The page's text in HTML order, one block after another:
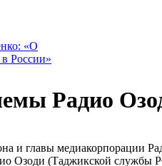
«О
России»
Радио
и главы медиакорпорации
Озоди (Таджикской